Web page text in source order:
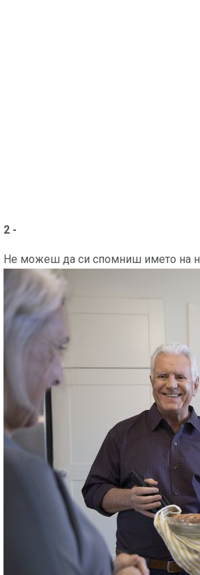
2 -
Не можеш да си спомниш името на